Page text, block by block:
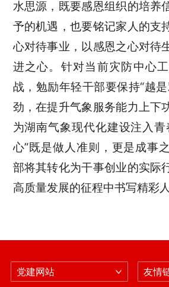
水思源，既要感恩组织的培养
予的机遇，也要铭记家人的支
心对待事业，以感恩之心对待
进之心。针对当前灾防中心
战，勉励年轻干部要保持“越
劲，在提升气象服务能力上下
为湖南气象现代化建设注入青
心”既是做人准则，更是成事
部将其转化为干事创业的实际
高质量发展的征程中书写精彩人
党建网站 友情